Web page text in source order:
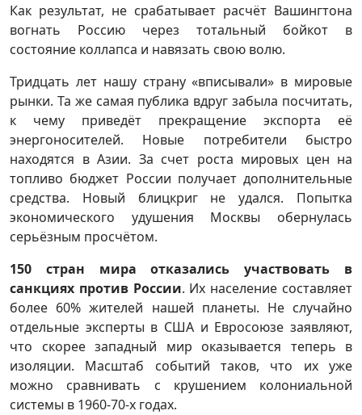
Как результат, не срабатывает расчёт Вашингтона
вогнать Россию через тотальный бойкот в
состояние коллапса и навязать свою волю.
Тридцать лет нашу страну «вписывали» в мировые
рынки. Та же самая публика вдруг забыла посчитать,
к чему приведёт прекращение экспорта её
энергоносителей. Новые потребители быстро
находятся в Азии. За счет роста мировых цен на
топливо бюджет России получает дополнительные
средства. Новый блицкриг не удался. Попытка
экономического удушения Москвы обернулась
серьёзным просчётом.
150 стран мира отказались участвовать в
санкциях против России. Их население составляет
более 60% жителей нашей планеты. Не случайно
отдельные эксперты в США и Евросоюзе заявляют,
что скорее западный мир оказывается теперь в
изоляции. Масштаб событий таков, что их уже
можно сравнивать с крушением колониальной
системы в 1960-70-х годах.